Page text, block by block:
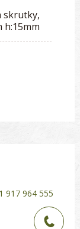
skrutky,
h:15mm
917 964 555